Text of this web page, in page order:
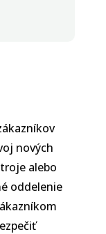
nových
alebo
oddelenie